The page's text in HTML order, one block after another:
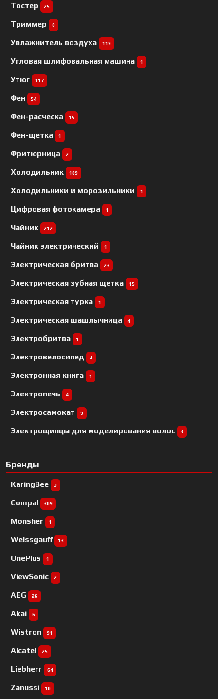
Тостер 25
Триммер 8
Увлажнитель воздуха 119
Угловая шлифовальная машина 1
Утюг 117
Фен 54
Фен-расческа 15
Фен-щетка 1
Фритюрница 2
Холодильник 189
Холодильники и морозильники 1
Цифровая фотокамера 1
Чайник 212
Чайник электрический 1
Электрическая бритва 23
Электрическая зубная щетка 15
Электрическая турка 1
Электрическая шашлычница 4
Электробритва 1
Электровелосипед 4
Электронная книга 1
Электропечь 4
Электросамокат 9
Электрощипцы для моделирования волос 3
Бренды
KaringBee 3
Compal 309
Monsher 1
Weissgauff 13
OnePlus 1
ViewSonic 2
AEG 26
Akai 6
Wistron 91
Alcatel 25
Liebherr 64
Zanussi 10